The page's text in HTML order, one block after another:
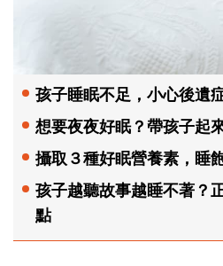
孩子睡眠不足，小心後遺
想要夜夜好眠？帶孩子起
攝取３種好眠營養素，睡
孩子越聽故事越睡不著？
點